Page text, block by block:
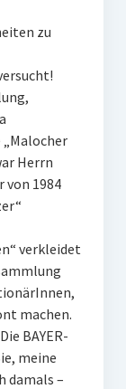
zu
Herrn
von 1984
verkleidet
machen.
BAYER-
meine
damals –